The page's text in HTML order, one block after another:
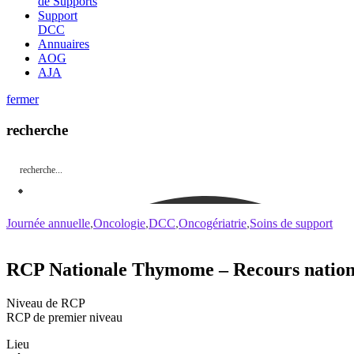
Support
DCC
Annuaires
AOG
AJA
fermer
recherche
Journée annuelle Oncologie DCC Oncogériatrie Soins de support
RCP Nationale Thymome – Recours
Niveau de RCP
RCP de premier niveau
Lieu